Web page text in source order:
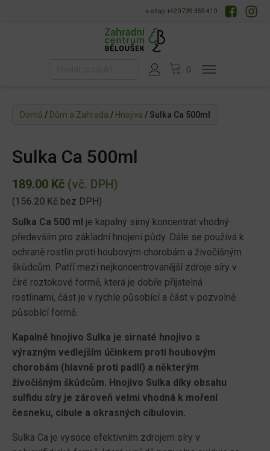
e-shop: +420 739 359 410
Domů / Dům a Zahrada / Hnojiva / Sulka Ca 500ml
Sulka Ca 500ml
189.00 Kč (vč. DPH)
(156.20 Kč bez DPH)
Sulka Ca 500 ml je kapalný sirný koncentrát vhodný
především pro základní hnojení půdy. Dále se používá k
ochraně rostlin proti houbovým chorobám a živočišným
škůdcům. Patří mezi nejkoncentrovanější zdroje síry v
čiré roztokové formě, která je dobře přijatelná
rostlinami, část je v rychle působící a část v pozvolně
působící formě.
Kapalné hnojivo Sulka je sirnaté hnojivo s
výrazným vedlejším účinkem proti houbovým
chorobám (hlavně proti padlí) a některým
živočišným škůdcům. Hnojivo Sulka díky obsahu
sulfidu síry je zároveň velmi vhodná k moření
česneku, cibule a okrasných cibulovin.
Sulka Ca je vysoce efektivním zdrojem síry v